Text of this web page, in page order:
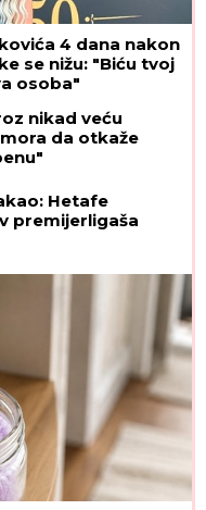
4 dana nakon
se nižu: "Biću tvoj
osoba"
nikad veću
da otkaže
Hetafe
premijerligaša